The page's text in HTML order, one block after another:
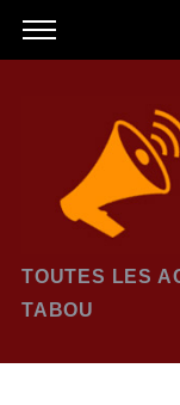
TOUTES LES
TABOU